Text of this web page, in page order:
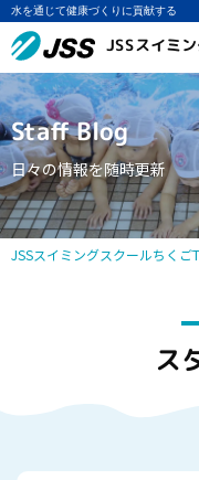
水を通じて健康づくりに貢献する
JSSスイミ
Staff Blog
日々の情報を随時更新
JSSスイミングスクールちくご
ス